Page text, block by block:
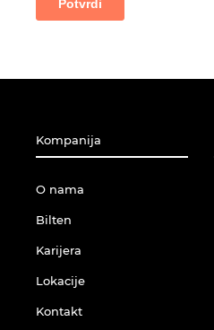
Kompanija
O nama
Bilten
Karijera
Lokacije
Kontakt